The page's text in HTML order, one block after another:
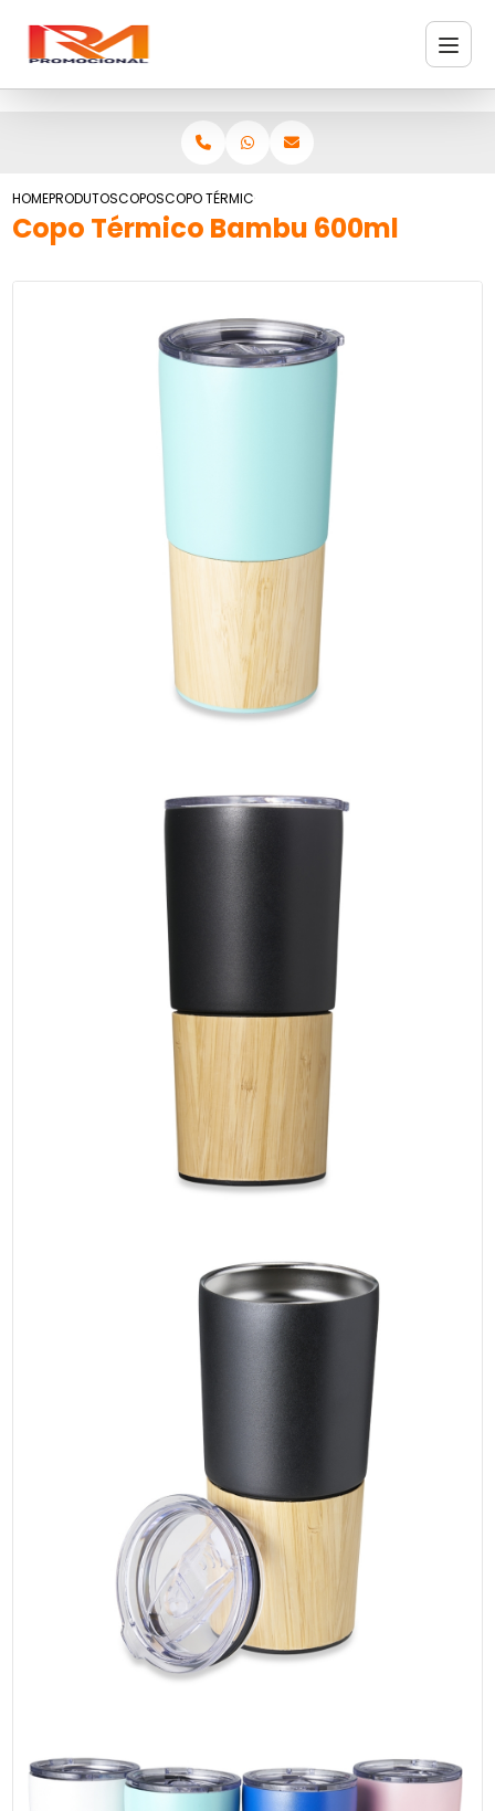
HOMEPRODUTOSCOPOSCOPO TÉRMICO BAMBU 600ML
Copo Térmico Bambu 600ml